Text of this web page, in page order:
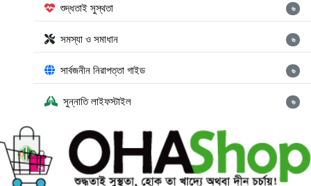
শুদ্ধতাই সুস্থতা ৬
সমস্যা ও সমাধান ৬
সার্বজনীন নিরাপত্তা গাইড ৬
সুন্নাতি লাইফস্টাইল ৬